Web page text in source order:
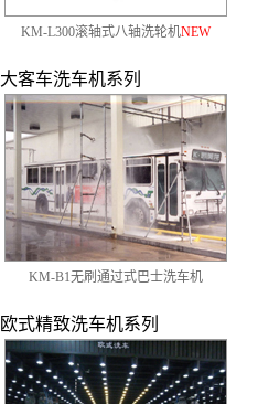
KM-L300滚轴式八轴洗轮机NEW
大客车洗车机系列
KM-B1无刷通过式巴士洗车机
欧式精致洗车机系列